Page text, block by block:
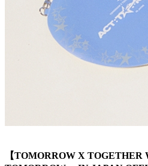
【TOMORROW X TOGETHER